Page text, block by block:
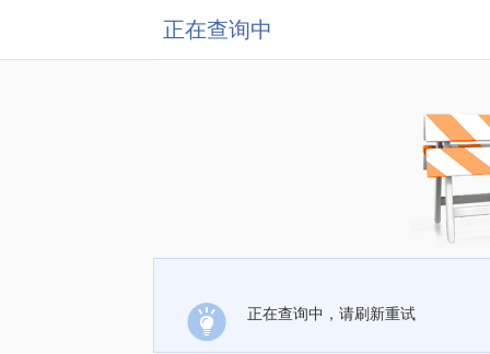
正在查询中
正在查询中，请刷新重试